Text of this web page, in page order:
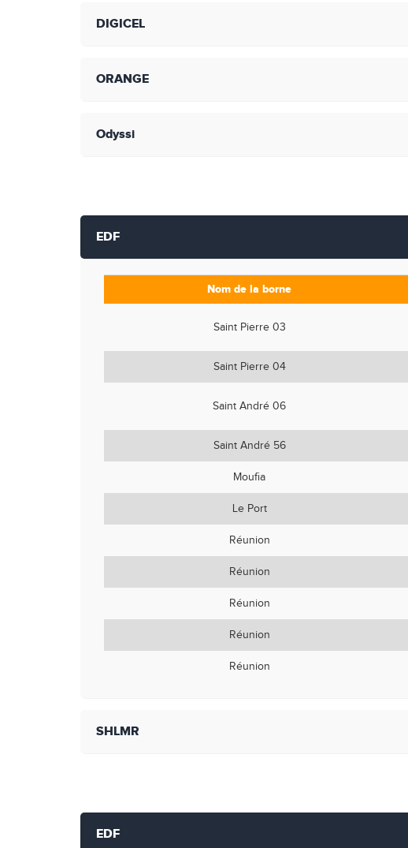
DIGICEL
ORANGE
Odyssi
EDF
Nom de la borne
Saint Pierre 03
Saint Pierre 04
Saint André 06
Saint André 56
Moufia
Le Port
Réunion
Réunion
Réunion
Réunion
Réunion
SHLMR
EDF